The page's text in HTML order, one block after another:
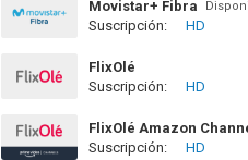
Movistar+ Fibra
Suscripción: HD
FlixOlé
Suscripción:
HD
FlixOlé Amazon
Suscripción:
HD